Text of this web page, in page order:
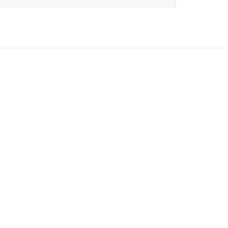
trh sólo spracované vína z tokajských odrôd
technológiami, vrátane riadenej